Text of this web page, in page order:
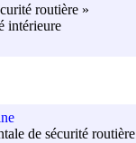
routière »
intérieure
de sécurité routière